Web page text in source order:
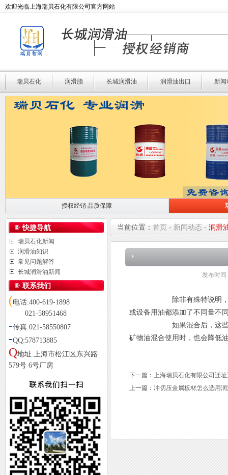
欢迎光临上海瑞贝石化有限公司官方网站
瑞贝石化 润滑脂 长城润滑油 润滑油出口 新闻
授权经销 品质保障
授权经销 品质保障
瑞贝石化 专业润滑
快捷导航
瑞贝石化新闻
润滑油知识
常见问题解答
长城润滑油新闻
联系我们
(电话:400-619-1898
021-58951468
-传真:021-58550807
-QQ:578713885
Q地址:上海市松江区东兴路
579号 6号厂房
当前位置： 首页 - 新闻动态 - 润滑
发布时间
除非有殊特说明，一般情
或设备用油都添加了不同量不
如果混合后，这些添加剂
矿物油混合使用时，也会降低
下一篇： 上海瑞贝石化有限公司迁
上一篇： 冲切压金属板材怎么选用